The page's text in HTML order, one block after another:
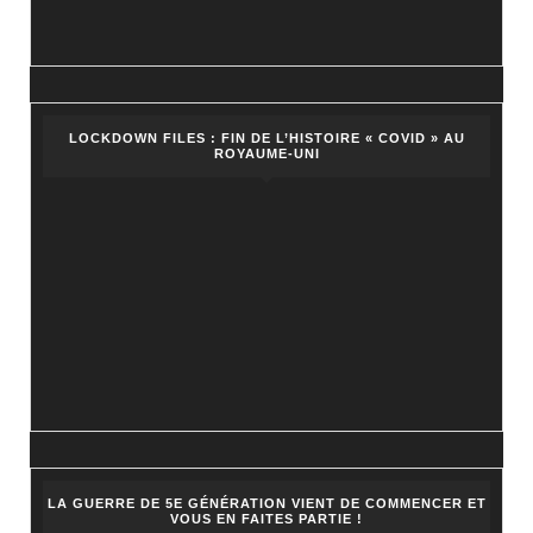
LOCKDOWN FILES : FIN DE L’HISTOIRE « COVID » AU
ROYAUME-UNI
LA GUERRE DE 5E GÉNÉRATION VIENT DE COMMENCER ET
VOUS EN FAITES PARTIE !